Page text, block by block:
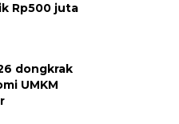
Rp500 juta
dongkrak
UMKM